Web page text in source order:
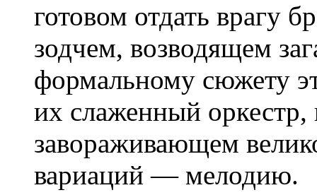
готовом отдать врагу
зодчем, возводящем
формальному сюжету
их слаженный
завораживающем
вариаций — мелодию.